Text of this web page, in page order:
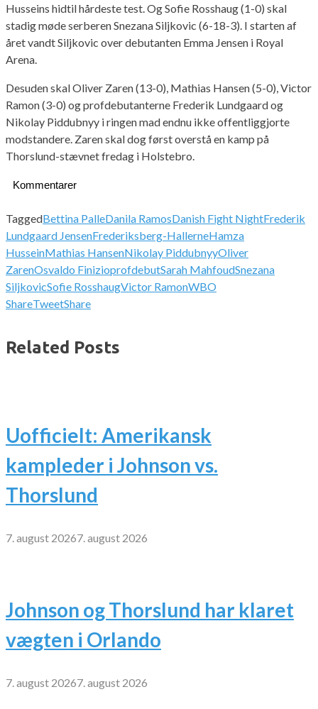
Husseins hidtil hårdeste test. Og Sofie Rosshaug (1-0) skal
stadig møde serberen Snezana Siljkovic (6-18-3). I starten af
året vandt Siljkovic over debutanten Emma Jensen i Royal
Arena.
Desuden skal Oliver Zaren (13-0), Mathias Hansen (5-0), Victor
Ramon (3-0) og profdebutanterne Frederik Lundgaard og
Nikolay Piddubnyy i ringen mad endnu ikke offentliggjorte
modstandere. Zaren skal dog først overstå en kamp på
Thorslund-stævnet fredag i Holstebro.
Kommentarer
TaggedBettina PalleDanila RamosDanish Fight NightFrederik
Lundgaard JensenFrederiksberg-HallerneHamza
HusseinMathias HansenNikolay PiddubnyyOliver
ZarenOsvaldo FinizioprofdebutSarah MahfoudSnezana
SiljkovicSofie RosshaugVictor RamonWBO
ShareTweetShare
Related Posts
Uofficielt: Amerikansk
kampleder i Johnson vs.
Thorslund
7. august 20267. august 2026
Johnson og Thorslund har klaret
vægten i Orlando
7. august 20267. august 2026